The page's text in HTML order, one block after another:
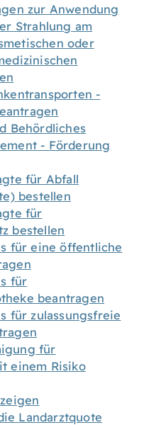
zur Anwendung
Strahlung am
oder
-
Behördliches
- Förderung
für Abfall
bestellen
für
bestellen
für eine öffentliche
für
beantragen
für zulassungsfreie
für
einem Risiko
Landarztquote